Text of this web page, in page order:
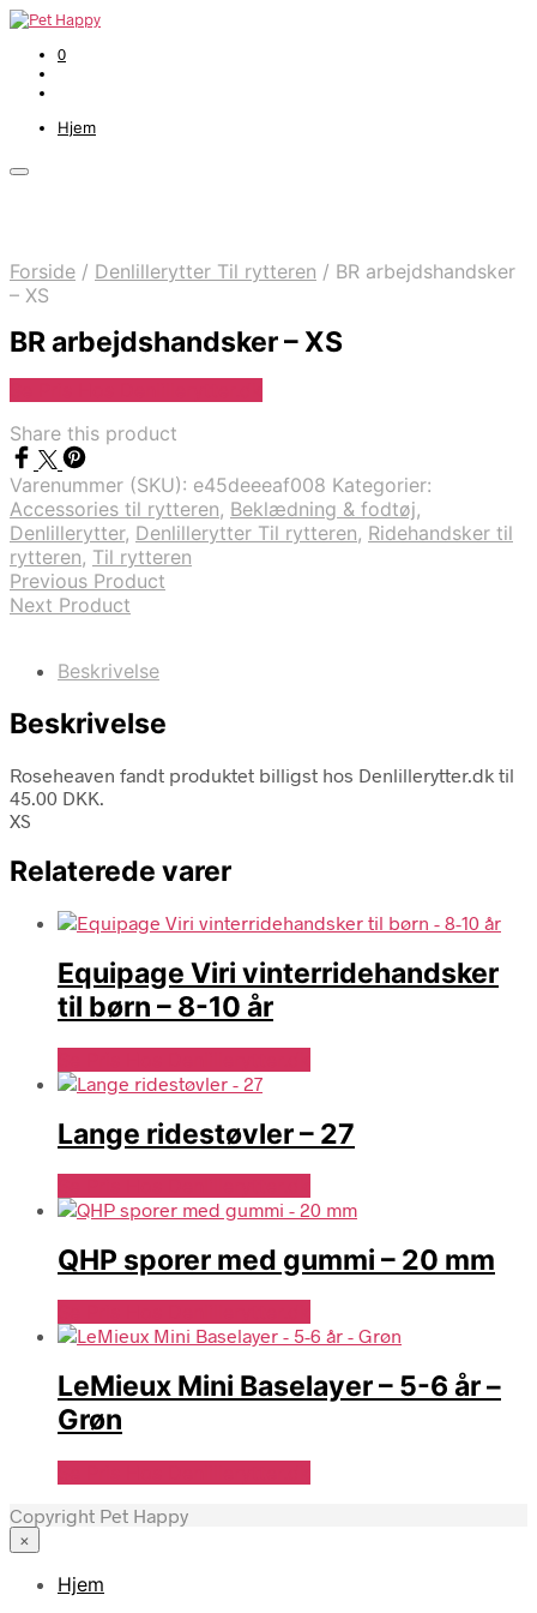
0
Hjem
Forside / Denlillerytter Til rytteren / BR arbejdshandsker
– XS
BR arbejdshandsker – XS
Share this product
Varenummer (SKU): e45deeeaf008 Kategorier:
Accessories til rytteren, Beklædning & fodtøj,
Denlillerytter, Denlillerytter Til rytteren, Ridehandsker til
rytteren, Til rytteren
Previous Product
Next Product
Beskrivelse
Beskrivelse
Roseheaven fandt produktet billigst hos Denlillerytter.dk til
45.00 DKK.
XS
Relaterede varer
Equipage Viri vinterridehandsker
til børn – 8-10 år
Lange ridestøvler – 27
QHP sporer med gummi – 20 mm
LeMieux Mini Baselayer – 5-6 år –
Grøn
Copyright Pet Happy
×
Hjem